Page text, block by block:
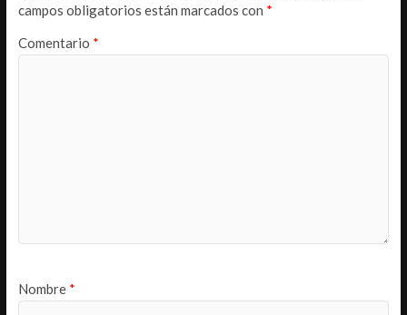
campos obligatorios están marcados con *
Comentario *
Nombre *